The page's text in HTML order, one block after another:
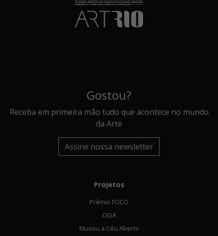
Gostou?
Receba em primeira mão tudo que acontece no mundo
da Arte
Assine nossa newsletter
Projetos
Prêmio FOCO
CIGA
Museu a Céu Aberto